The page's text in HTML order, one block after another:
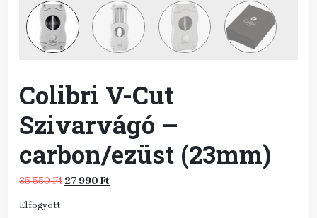
Colibri V-Cut
Szivarvágó –
carbon/ezüst (23mm)
35 550Ft Original
27 990 FtCurrent
Elfogyott